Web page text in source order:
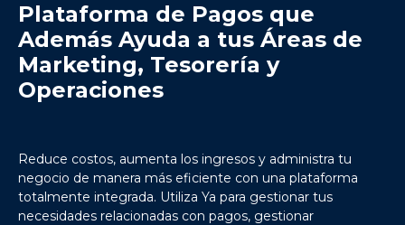
Plataforma de Pagos que
Además Ayuda a tus Áreas de
Marketing, Tesorería y
Operaciones
Reduce costos, aumenta los ingresos y administra tu
negocio de manera más eficiente con una plataforma
totalmente integrada. Utiliza Ya para gestionar tus
necesidades relacionadas con pagos, gestionar